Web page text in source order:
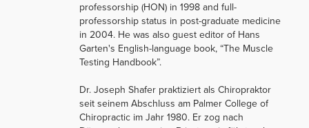
professorship (HON) in 1998 and full-
professorship status in post-graduate medicine
in 2004. He was also guest editor of Hans
Garten's English-language book, “The Muscle
Testing Handbook”.
Dr. Joseph Shafer praktiziert als Chiropraktor
seit seinem Abschluss am Palmer College of
Chiropractic im Jahr 1980. Er zog nach